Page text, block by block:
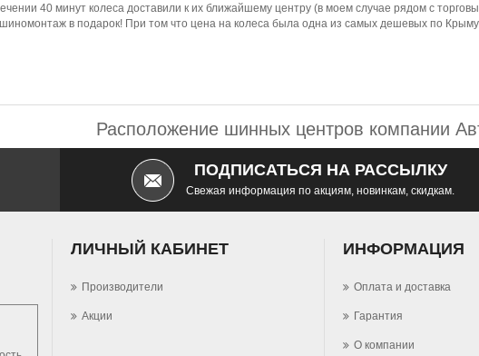
40 минут колеса доставили к их ближайшему центру (в моем случае рядом с
в подарок! При том что цена на колеса была одна из самых дешевых по
Расположение шинных центров компании
ПОДПИСАТЬСЯ НА РАССЫЛКУ
Свежая информация по акциям, новинкам, скидкам.
ЛИЧНЫЙ КАБИНЕТ
Производители
Акции
ИНФОРМАЦИЯ
Оплата и доставка
Гарантия
О компании